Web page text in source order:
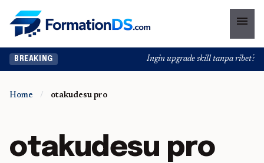
menu
BREAKING Ingin upgrade skill tanpa ribet?
Home / otakudesu pro
otakudesu pro